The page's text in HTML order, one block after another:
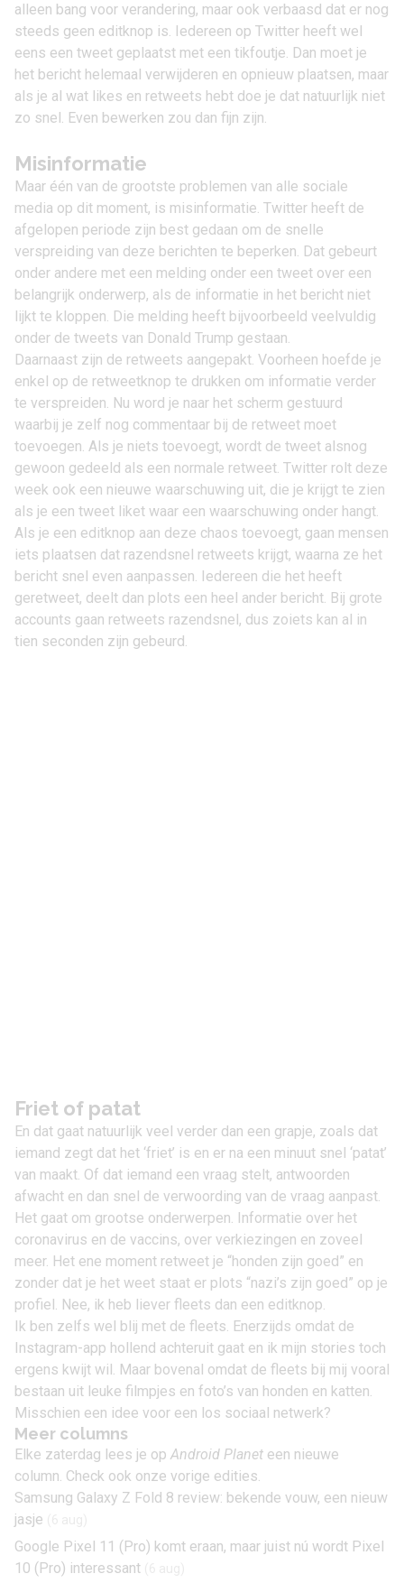
alleen bang voor verandering, maar ook verbaasd dat er nog
steeds geen editknop is. Iedereen op Twitter heeft wel
eens een tweet geplaatst met een tikfoutje. Dan moet je
het bericht helemaal verwijderen en opnieuw plaatsen, maar
als je al wat likes en retweets hebt doe je dat natuurlijk niet
zo snel. Even bewerken zou dan fijn zijn.
Misinformatie
Maar één van de grootste problemen van alle sociale
media op dit moment, is misinformatie. Twitter heeft de
afgelopen periode zijn best gedaan om de snelle
verspreiding van deze berichten te beperken. Dat gebeurt
onder andere met een melding onder een tweet over een
belangrijk onderwerp, als de informatie in het bericht niet
lijkt te kloppen. Die melding heeft bijvoorbeeld veelvuldig
onder de tweets van Donald Trump gestaan.
Daarnaast zijn de retweets aangepakt. Voorheen hoefde je
enkel op de retweetknop te drukken om informatie verder
te verspreiden. Nu word je naar het scherm gestuurd
waarbij je zelf nog commentaar bij de retweet moet
toevoegen. Als je niets toevoegt, wordt de tweet alsnog
gewoon gedeeld als een normale retweet. Twitter rolt deze
week ook een nieuwe waarschuwing uit, die je krijgt te zien
als je een tweet liket waar een waarschuwing onder hangt.
Als je een editknop aan deze chaos toevoegt, gaan mensen
iets plaatsen dat razendsnel retweets krijgt, waarna ze het
bericht snel even aanpassen. Iedereen die het heeft
geretweet, deelt dan plots een heel ander bericht. Bij grote
accounts gaan retweets razendsnel, dus zoiets kan al in
tien seconden zijn gebeurd.
Friet of patat
En dat gaat natuurlijk veel verder dan een grapje, zoals dat
iemand zegt dat het ‘friet’ is en er na een minuut snel ‘patat’
van maakt. Of dat iemand een vraag stelt, antwoorden
afwacht en dan snel de verwoording van de vraag aanpast.
Het gaat om grootse onderwerpen. Informatie over het
coronavirus en de vaccins, over verkiezingen en zoveel
meer. Het ene moment retweet je “honden zijn goed” en
zonder dat je het weet staat er plots “nazi’s zijn goed” op je
profiel. Nee, ik heb liever fleets dan een editknop.
Ik ben zelfs wel blij met de fleets. Enerzijds omdat de
Instagram-app hollend achteruit gaat en ik mijn stories toch
ergens kwijt wil. Maar bovenal omdat de fleets bij mij vooral
bestaan uit leuke filmpjes en foto’s van honden en katten.
Misschien een idee voor een los sociaal netwerk?
Meer columns
Elke zaterdag lees je op Android Planet een nieuwe
column. Check ook onze vorige edities.
Samsung Galaxy Z Fold 8 review: bekende vouw, een nieuw
jasje
Google Pixel 11 (Pro) komt eraan, maar juist nú wordt Pixel
10 (Pro) interessant